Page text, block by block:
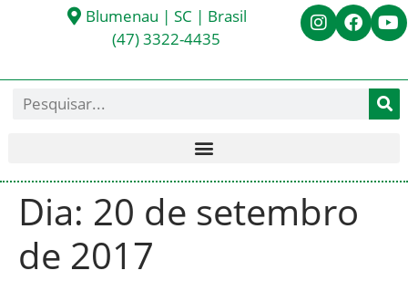
Blumenau | SC | Brasil
(47) 3322-4435
Dia: 20 de setembro
de 2017